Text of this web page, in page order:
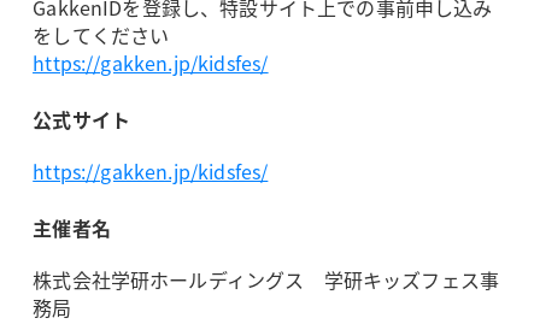
GakkenIDを登録し、特設サイト上での事前申し込み
をしてください
https://gakken.jp/kidsfes/
公式サイト
https://gakken.jp/kidsfes/
主催者名
株式会社学研ホールディングス 学研キッズフェス事
務局